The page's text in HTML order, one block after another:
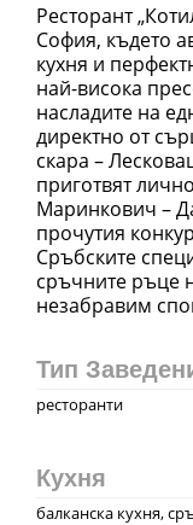
Ресторант
София, където
кухня и
най-висока
насладите на
директно от
скара –
приготвят
Маринкович –
прочутия
Сръбските
сръчните ръце
незабравим
Тип
ресторанти
Кухня
балканска кухня,